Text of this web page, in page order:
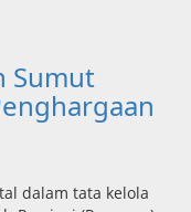
Sumut
dalam tata kelola